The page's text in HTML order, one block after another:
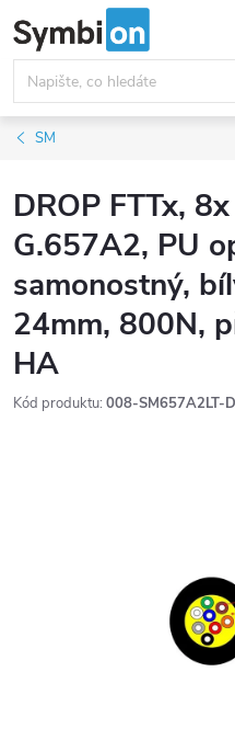
na
obsah
SM
DROP FTTx,
G.657A2, PU
samonostný,
24mm, 800N,
HA
Kód produktu: 008-SM657A2LT-